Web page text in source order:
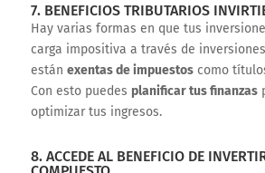
7. BENEFICIOS TRIBUTARIOS
Hay varias formas en que tus
carga impositiva a través de
están exentas de impuestoscomo
Con esto puedes planificar tus finanzas
optimizar tus ingresos.
8. ACCEDE AL BENEFICIO DE